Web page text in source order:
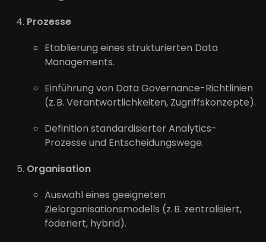
Prozesse
Etablierung eines strukturierten Data
Managements.
Einführung von Data Governance-Richtlinien
(z. B. Verantwortlichkeiten, Zugriffskonzepte).
Definition standardisierter Analytics-
Prozesse und Entscheidungswege.
Organisation
Auswahl eines geeigneten
Zielorganisationsmodells (z. B. zentralisiert,
föderiert, hybrid).